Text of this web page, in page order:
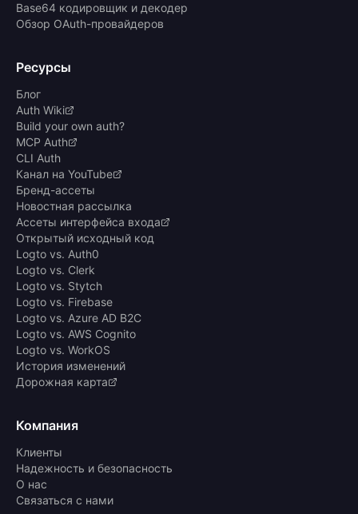
Base64 кодировщик и декодер
Обзор OAuth-провайдеров
Ресурсы
Блог
Auth Wiki
Build your own auth?
MCP Auth
CLI Auth
Канал на YouTube
Бренд-ассеты
Новостная рассылка
Ассеты интерфейса входа
Открытый исходный код
Logto vs. Auth0
Logto vs. Clerk
Logto vs. Stytch
Logto vs. Firebase
Logto vs. Azure AD B2C
Logto vs. AWS Cognito
Logto vs. WorkOS
История изменений
Дорожная карта
Компания
Клиенты
Надежность и безопасность
О нас
Связаться с нами